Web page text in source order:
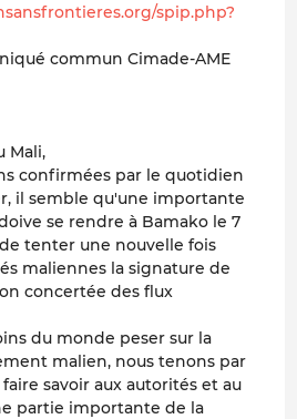
spip.php?
commun Cimade-AME
Mali,
confirmées par le quotidien
il semble qu'une importante
se rendre à Bamako le 7
tenter une nouvelle fois
maliennes la signature de
concertée des flux
du monde peser sur la
malien, nous tenons par
savoir aux autorités et au
partie importante de la